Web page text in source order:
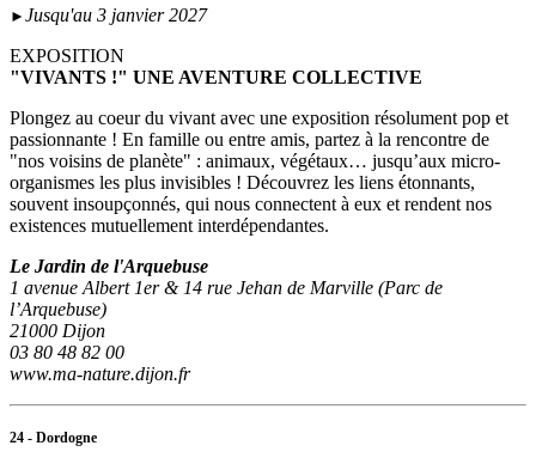
► Jusqu'au 3 janvier 2027
EXPOSITION
"VIVANTS !" UNE AVENTURE COLLECTIVE
Plongez au coeur du vivant avec une exposition résolument pop et
passionnante ! En famille ou entre amis, partez à la rencontre de
"nos voisins de planète" : animaux, végétaux… jusqu’aux micro-
organismes les plus invisibles ! Découvrez les liens étonnants,
souvent insoupçonnés, qui nous connectent à eux et rendent nos
existences mutuellement interdépendantes.
Le Jardin de l'Arquebuse
1 avenue Albert 1er & 14 rue Jehan de Marville (Parc de
l’Arquebuse)
21000 Dijon
03 80 48 82 00
www.ma-nature.dijon.fr
24 - Dordogne